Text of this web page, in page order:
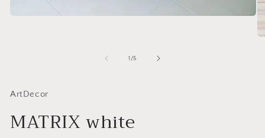
1 /od
5
ArtDecor
MATRIX white